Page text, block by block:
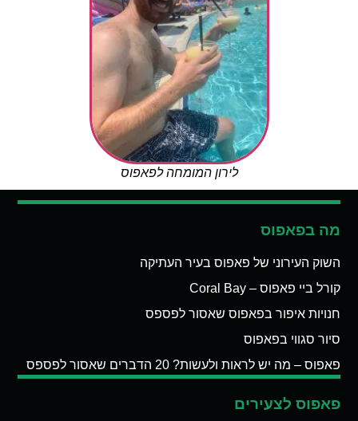
לירון המומחה לפאפוס
מה בפאפוס
השוק העירוני של פאפוס בעיר העתיקה
קורל ביי פאפוס – Coral Bay
חנויות איפור בפאפוס שאסור לפספס
סיור סגווי בפאפוס
פאפוס – מה יש לראות ולעשות? 20 הדברים שאסור לפספס
פאפוס לצעירים